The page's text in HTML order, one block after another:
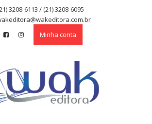
3208-6113 / (21) 3208-6095
Minha conta